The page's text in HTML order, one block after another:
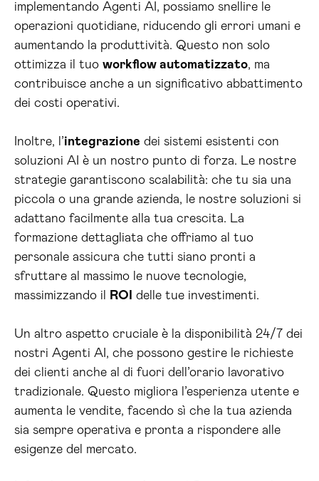
implementando Agenti AI, possiamo snellire le
operazioni quotidiane, riducendo gli errori umani e
aumentando la produttività. Questo non solo
ottimizza il tuo workflow automatizzato, ma
contribuisce anche a un significativo abbattimento
dei costi operativi.
Inoltre, l’integrazione dei sistemi esistenti con
soluzioni AI è un nostro punto di forza. Le nostre
strategie garantiscono scalabilità: che tu sia una
piccola o una grande azienda, le nostre soluzioni si
adattano facilmente alla tua crescita. La
formazione dettagliata che offriamo al tuo
personale assicura che tutti siano pronti a
sfruttare al massimo le nuove tecnologie,
massimizzando il
ROI delle tue investimenti.
Un altro aspetto cruciale è la disponibilità 24/7 dei
nostri Agenti AI, che possono gestire le richieste
dei clienti anche al di fuori dell’orario lavorativo
tradizionale. Questo migliora l’esperienza utente e
aumenta le vendite, facendo sì che la tua azienda
sia sempre operativa e pronta a rispondere alle
esigenze del mercato.